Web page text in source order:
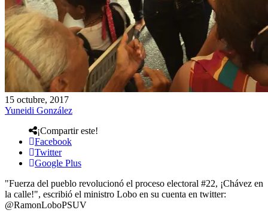
15 octubre, 2017
Yuneidi González
¡Compartir este!
Facebook
Twitter
Google Plus
"Fuerza del pueblo revolucionó el proceso electoral #22, ¡Chávez en
la calle!", escribió el ministro Lobo en su cuenta en twitter:
@RamonLoboPSUV